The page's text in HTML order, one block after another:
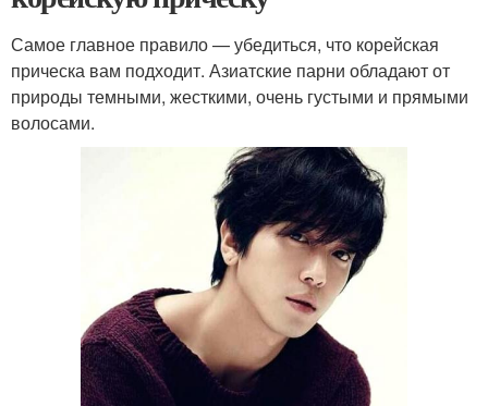
Самое главное правило — убедиться, что корейская
прическа вам подходит. Азиатские парни обладают от
природы темными, жесткими, очень густыми и прямыми
волосами.